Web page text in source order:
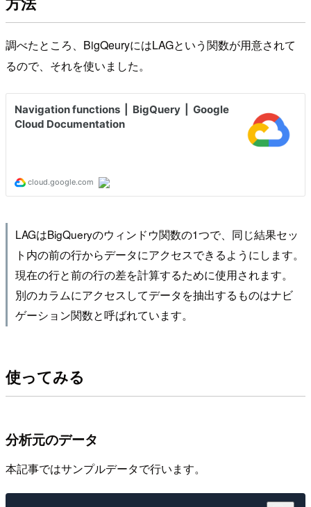
調べたところ、BigQeuryにはLAGという関数が用意されて
るので、それを使いました。
LAGはBigQueryのウィンドウ関数の1つで、同じ結果セッ
ト内の前の行からデータにアクセスできるようにします。
現在の行と前の行の差を計算するために使用されます。
別のカラムにアクセスしてデータを抽出するものはナビ
ゲーション関数と呼ばれています。
使ってみる
分析元のデータ
本記事ではサンプルデータで行います。